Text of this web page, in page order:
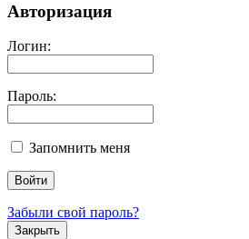
Авторизация
Логин:
Пароль:
Запомнить меня
Забыли свой пароль?
Закрыть